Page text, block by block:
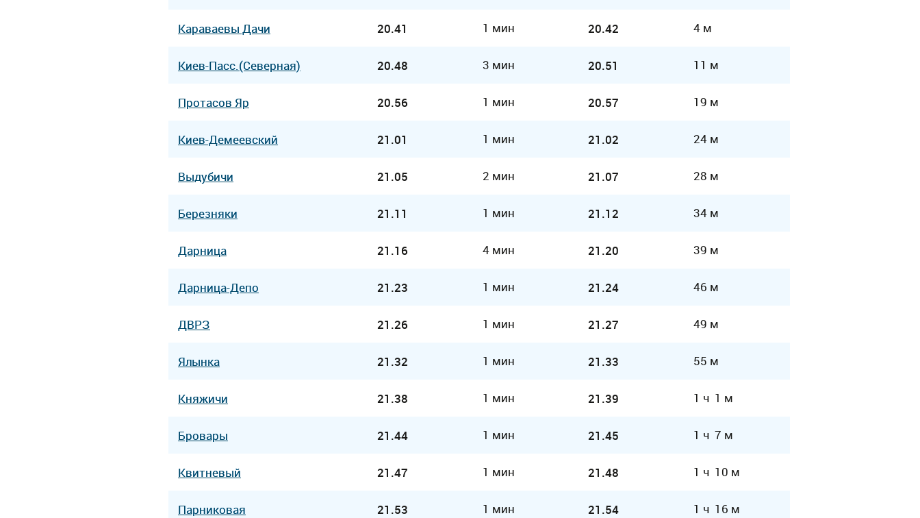
Караваевы Дачи 20.41 1 мин 20.42 4 м
Киев-Пасс.(Северная) 20.48 3 мин 20.51 11 м
Протасов Яр 20.56 1 мин 20.57 19 м
Киев-Демеевский 21.01 1 мин 21.02 24 м
Выдубичи 21.05 2 мин 21.07 28 м
Березняки 21.11 1 мин 21.12 34 м
Дарница 21.16 4 мин 21.20 39 м
Дарница-Депо 21.23 1 мин 21.24 46 м
ДВРЗ 21.26 1 мин 21.27 49 м
Ялынка 21.32 1 мин 21.33 55 м
Княжичи 21.38 1 мин 21.39 1 ч 1 м
Бровары 21.44 1 мин 21.45 1 ч 7 м
Квитневый 21.47 1 мин 21.48 1 ч 10 м
Парниковая 21.53 1 мин 21.54 1 ч 16 м